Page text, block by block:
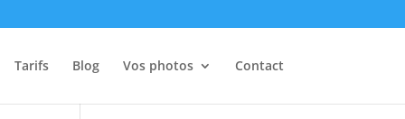
Tarifs Blog Vos photos Contact